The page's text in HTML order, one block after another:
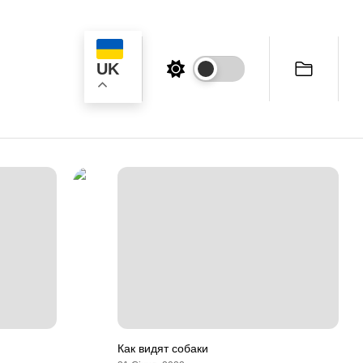
UK
Как видят собаки